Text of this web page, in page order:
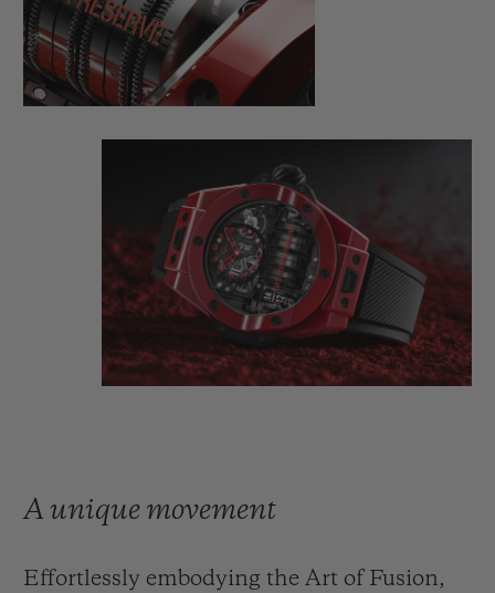
polished, this original case and bezel
material offers a distinctive contrast with
the iconic H-shaped screws of the Big Bang
the strap in black rubber – another of the
manufacture's signatures. The result: a
bold, striking and innovative design in the
true spirit of Hublot.
A unique movement
Effortlessly embodying the Art of Fusion,